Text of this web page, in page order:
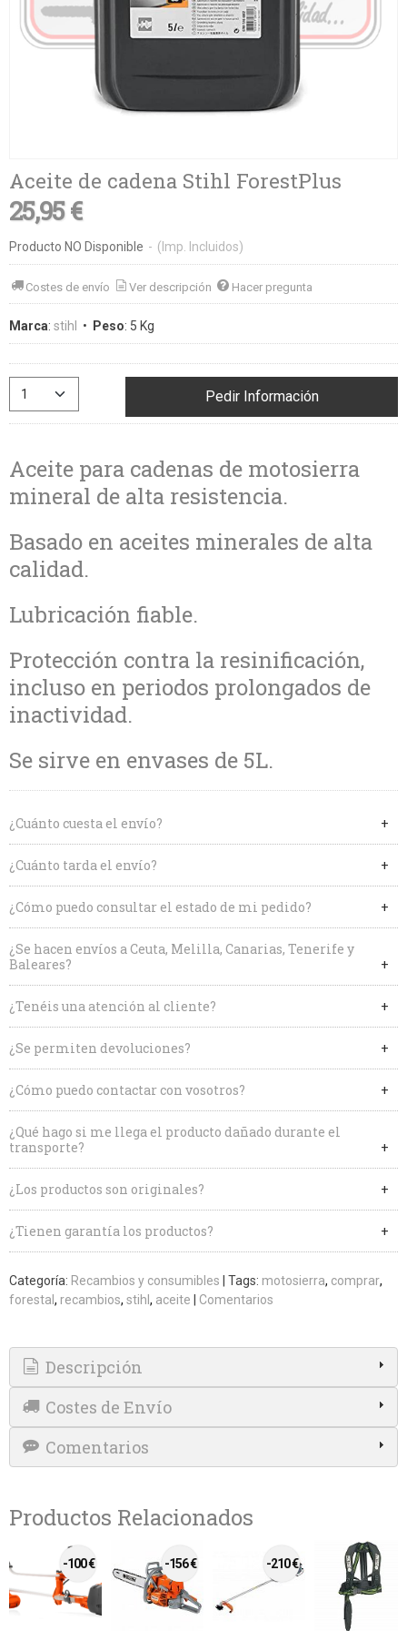
Aceite de cadena Stihl ForestPlus
25,95 €
Producto NO Disponible - (Imp. Incluidos)
Costes de envío Ver descripción Hacer pregunta
Marca: stihl • Peso: 5 Kg
Pedir Información
Aceite para cadenas de motosierra
mineral de alta resistencia.
Basado en aceites minerales de alta
calidad.
Lubricación fiable.
Protección contra la resinificación,
incluso en periodos prolongados de
inactividad.
Se sirve en envases de 5L.
¿Cuánto cuesta el envío?
¿Cuánto tarda el envío?
¿Cómo puedo consultar el estado de mi pedido?
¿Se hacen envíos a Ceuta, Melilla, Canarias, Tenerife y
Baleares?
¿Tenéis una atención al cliente?
¿Se permiten devoluciones?
¿Cómo puedo contactar con vosotros?
¿Qué hago si me llega el producto dañado durante el
transporte?
¿Los productos son originales?
¿Tienen garantía los productos?
Categoría: Recambios y consumibles Tags: motosierra comprar
forestal
recambios stihl aceite Comentarios
Descripción
Costes de Envío
Comentarios
Productos Relacionados
-56 €